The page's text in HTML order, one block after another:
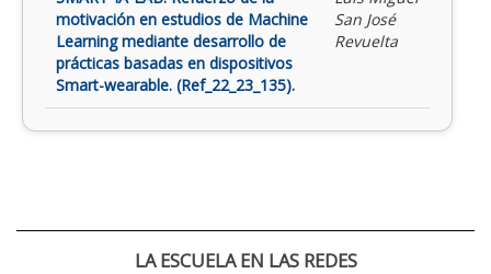
motivación en estudios de Machine
Learning mediante desarrollo de
prácticas basadas en dispositivos
Smart-wearable. (Ref_22_23_135).
San José
Revuelta
LA ESCUELA EN LAS REDES